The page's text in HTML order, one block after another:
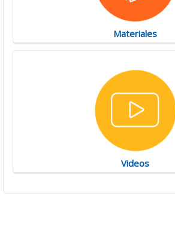
Materiales
Videos